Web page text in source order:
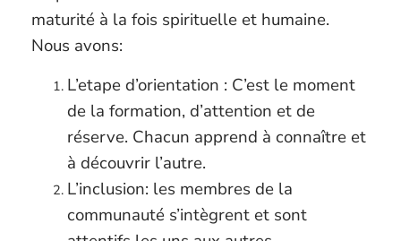
maturité à la fois spirituelle et humaine.
Nous avons:
L’etape d’orientation : C’est le moment
de la formation, d’attention et de
réserve. Chacun apprend à connaître et
à découvrir l’autre.
L’inclusion: les membres de la
communauté s’intègrent et sont